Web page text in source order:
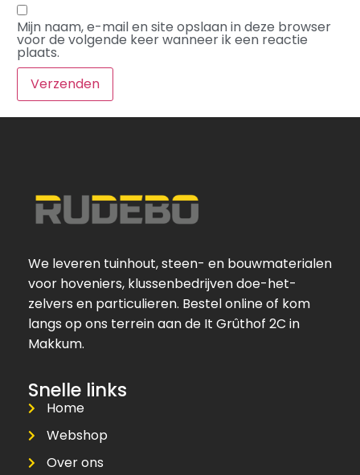
Mijn naam, e-mail en site opslaan in deze browser
voor de volgende keer wanneer ik een reactie
plaats.
We leveren tuinhout, steen- en bouwmaterialen
voor hoveniers, klussenbedrijven doe-het-
zelvers en particulieren. Bestel online of kom
langs op ons terrein aan de It Grûthof 2C in
Makkum.
Snelle links
Home
Webshop
Over ons